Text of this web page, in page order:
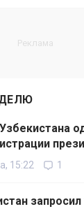
15:22 1
запросил